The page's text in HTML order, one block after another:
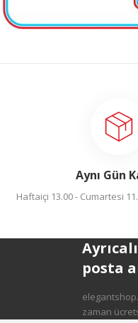
Ürün resmi kalitesiz, bozuk
Ürün açıklamasında eksik
Aynı Gün
Haftaiçi 13.00 - Cumartesi
posta
zaman